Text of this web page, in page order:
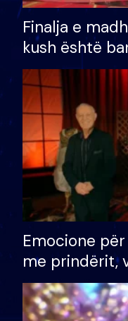
Finalja e
kush është
shtëpinë dhe
të fituar
Emocione
me prindërit,
divorci apo jo?